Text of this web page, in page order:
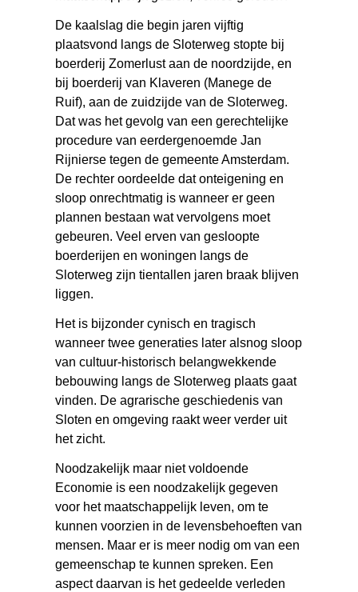
De kaalslag die begin jaren vijftig
plaatsvond langs de Sloterweg stopte bij
boerderij Zomerlust aan de noordzijde, en
bij boerderij van Klaveren (Manege de
Ruif), aan de zuidzijde van de Sloterweg.
Dat was het gevolg van een gerechtelijke
procedure van eerdergenoemde Jan
Rijnierse tegen de gemeente Amsterdam.
De rechter oordeelde dat onteigening en
sloop onrechtmatig is wanneer er geen
plannen bestaan wat vervolgens moet
gebeuren. Veel erven van gesloopte
boerderijen en woningen langs de
Sloterweg zijn tientallen jaren braak blijven
liggen.
Het is bijzonder cynisch en tragisch
wanneer twee generaties later alsnog sloop
van cultuur-historisch belangwekkende
bebouwing langs de Sloterweg plaats gaat
vinden. De agrarische geschiedenis van
Sloten en omgeving raakt weer verder uit
het zicht.
Noodzakelijk maar niet voldoende
Economie is een noodzakelijk gegeven
voor het maatschappelijk leven, om te
kunnen voorzien in de levensbehoeften van
mensen. Maar er is meer nodig om van een
gemeenschap te kunnen spreken. Een
aspect daarvan is het gedeelde verleden